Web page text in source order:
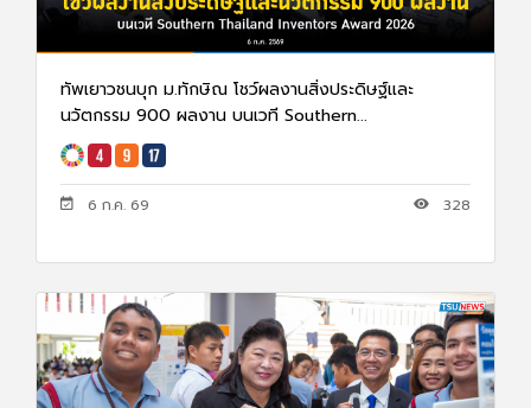
ทัพเยาวชนบุก ม.ทักษิณ โชว์ผลงานสิ่งประดิษฐ์และ
นวัตกรรม 900 ผลงาน บนเวที Southern...
6 ก.ค. 69 328